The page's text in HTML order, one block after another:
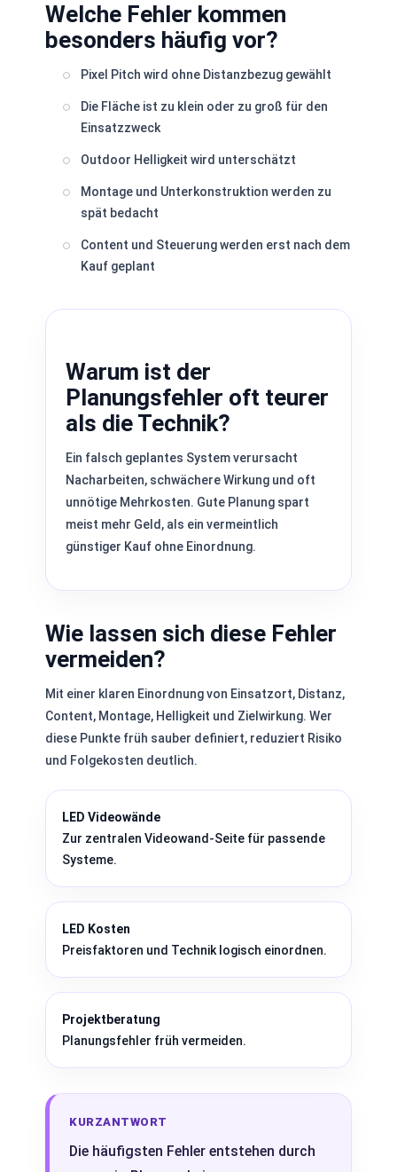
Welche Fehler kommen
besonders häufig vor?
Pixel Pitch wird ohne Distanzbezug gewählt
Die Fläche ist zu klein oder zu groß für den
Einsatzzweck
Outdoor Helligkeit wird unterschätzt
Montage und Unterkonstruktion werden zu
spät bedacht
Content und Steuerung werden erst nach dem
Kauf geplant
Warum ist der
Planungsfehler oft teurer
als die Technik?
Ein falsch geplantes System verursacht
Nacharbeiten, schwächere Wirkung und oft
unnötige Mehrkosten. Gute Planung spart
meist mehr Geld, als ein vermeintlich
günstiger Kauf ohne Einordnung.
Wie lassen sich diese Fehler
vermeiden?
Mit einer klaren Einordnung von Einsatzort, Distanz,
Content, Montage, Helligkeit und Zielwirkung. Wer
diese Punkte früh sauber definiert, reduziert Risiko
und Folgekosten deutlich.
LED Videowände
Zur zentralen Videowand-Seite für passende
Systeme.
LED Kosten
Preisfaktoren und Technik logisch einordnen.
Projektberatung
Planungsfehler früh vermeiden.
KURZANTWORT
Die häufigsten Fehler entstehen durch